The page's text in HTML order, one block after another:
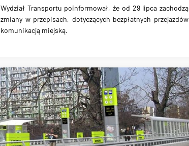
Wydział Transportu poinformował, że od 29 lipca zachodzą
zmiany w przepisach, dotyczących bezpłatnych przejazdów
komunikacją miejską.